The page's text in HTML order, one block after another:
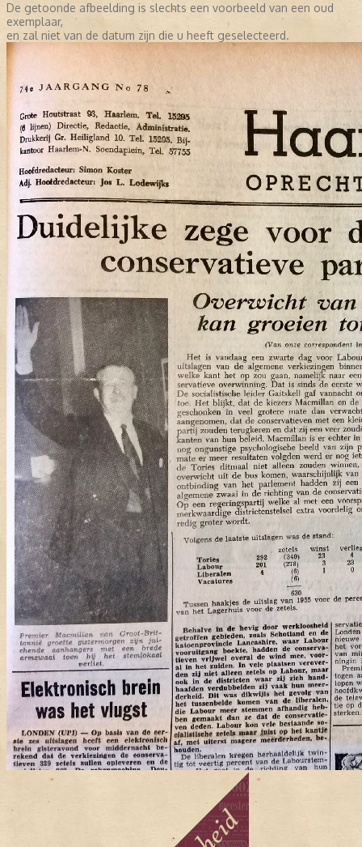
De getoonde afbeelding is slechts een voorbeeld van een oud
exemplaar,
en zal niet van de datum zijn die u heeft geselecteerd.